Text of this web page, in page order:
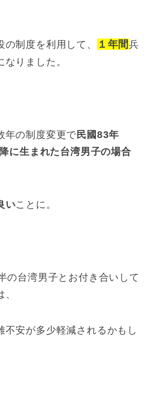
制度を利用して、 １年間兵
りました。
年の制度変更で民國83年
に生まれた台湾男子の場合
いことに。
の台湾男子とお付き合いして
不安が多少軽減されるかもし